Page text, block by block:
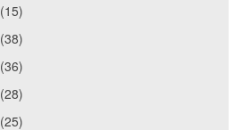
(15)
(38)
(36)
(28)
(25)